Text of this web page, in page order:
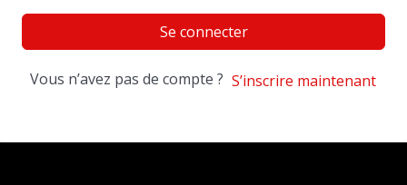
Se connecter
Vous n’avez pas de compte ? S’inscrire maintenant